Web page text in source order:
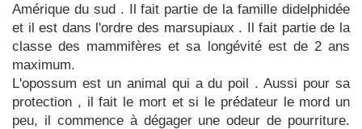
Amérique du sud . Il fait partie de la famille didelphidée
et il est dans l'ordre des marsupiaux . Il fait partie de la
classe des mammifères et sa longévité est de 2 ans
maximum.
L'opossum est un animal qui a du poil . Aussi pour sa
protection , il fait le mort et si le prédateur le mord un
peu, il commence à dégager une odeur de pourriture.